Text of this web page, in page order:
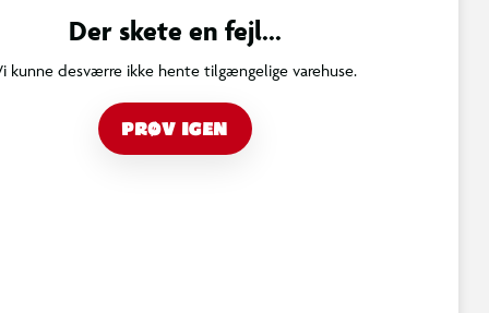
Der skete en fejl...
kunne desværre ikke hente tilgængelige varehuse.
PRØV IGEN